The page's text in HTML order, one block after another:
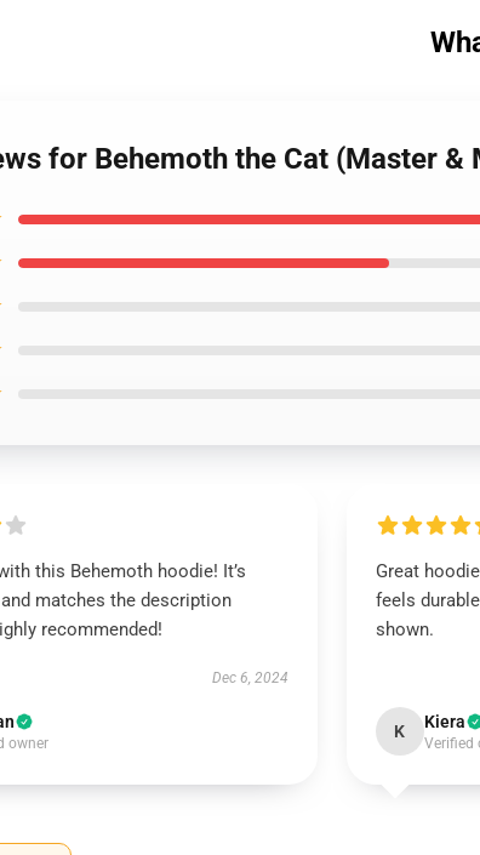
for Behemoth the Cat (Master
this Behemoth hoodie! It’s
matches the description
recommended!
Dec 6, 2024
owner
Great
feels
shown.
K Kiera
Verified